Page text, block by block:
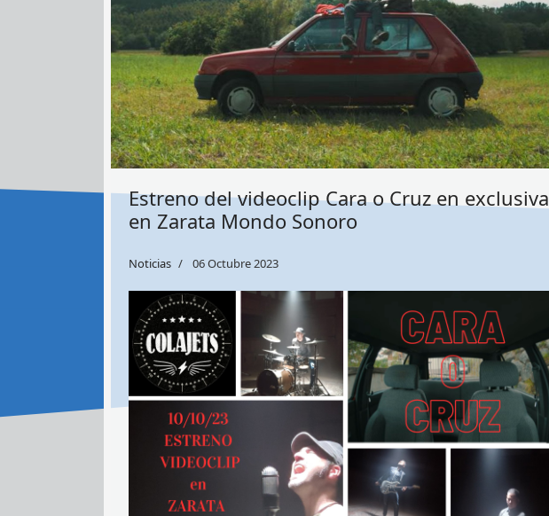
Estreno del videoclip Cara o Cruz en exclusiva
en Zarata Mondo Sonoro
Noticias 06 Octubre 2023